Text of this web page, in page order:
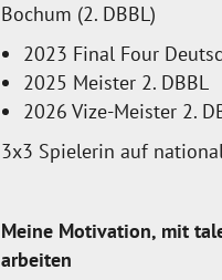
Bochum (2. DBBL)
2023 Final Four
2025 Meister 2. DBBL
2026 Vize-Meister 2.
3x3 Spielerin auf
Meine Motivation, mit
arbeiten